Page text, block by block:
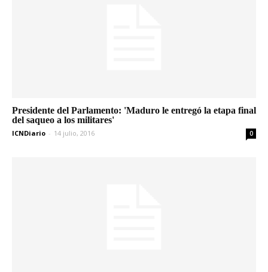
Presidente del Parlamento: 'Maduro le entregó la etapa final
del saqueo a los militares'
ICNDiario - 14 julio, 2016 0